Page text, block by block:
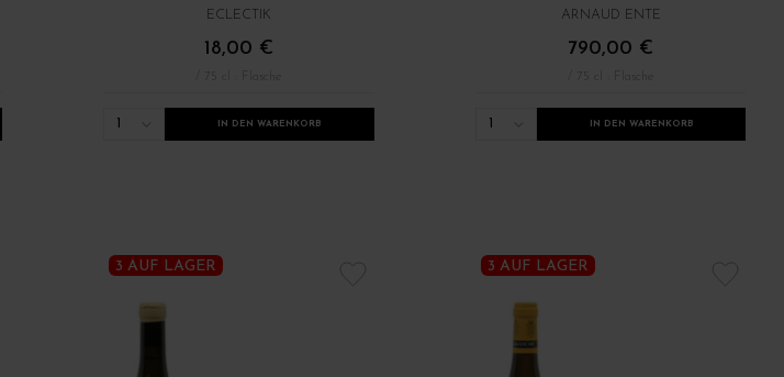
ECLECTIK
18,00 €
/ 75 cl : Flasche
1 IN DEN WARENKORB
ARNAUD ENTE
790,00 €
/ 75 cl : Flasche
1 IN DEN WARENKORB
3 AUF LAGER 3 AUF LAGER